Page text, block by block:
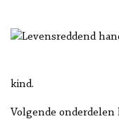
kind.
Volgende onderdelen